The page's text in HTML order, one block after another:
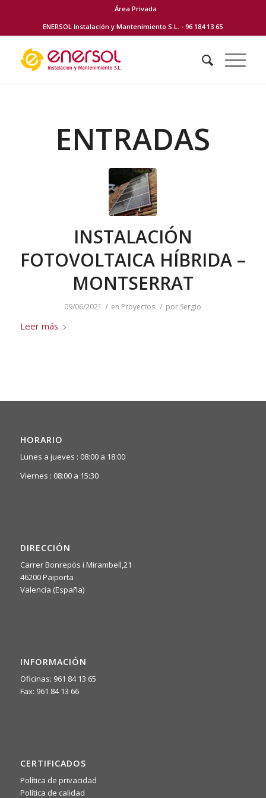
Área Privada
ENERSOL Instalación y Mantenimiento S.L. - 96 184 13 65
ENTRADAS
INSTALACIÓN
FOTOVOLTAICA HÍBRIDA –
MONTSERRAT
09/06/2021 / en Proyectos / por Sergio
Leer más
HORARIO
Lunes a jueves : 08:00 a 18:00
Viernes : 08:00 a 15:30
DIRECCIÓN
Carrer Bonrepòs i Mirambell,21
46200 Paiporta
Valencia (España)
INFORMACIÓN
Oficinas: 961 84 13 65
Fax: 961 84 13 66
CERTIFICADOS
Política de privacidad
Política de calidad